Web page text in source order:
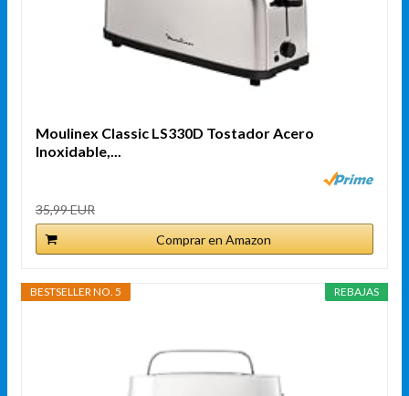
Moulinex Classic LS330D Tostador Acero
Inoxidable,...
35,99 EUR
Comprar en Amazon
REBAJAS
BESTSELLER NO. 5